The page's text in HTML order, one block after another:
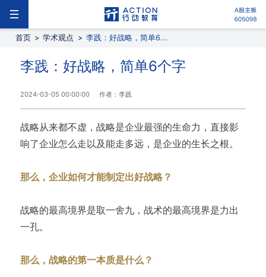
首页 > 学术观点 > 李践：好战略，简单6...
李践：好战略，简单6个字
2024-03-05 00:00:00 作者：李践
战略从来都不虚，战略是企业最强的生命力，直接影
响了企业怎么走以及能走多远，是企业的生长之根。
那么，企业如何才能制定出好战略？
战略的最高境界是取一舍九，战术的最高境界是力出
一孔。
那么，战略的第一本质是什么？